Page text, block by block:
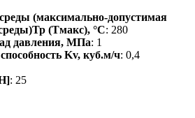
(максимально-допустимая
(Тмакс), °С: 280
давления, МПа: 1
Kv, куб.м/ч: 0,4
: 25